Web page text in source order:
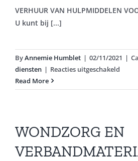
VERHUUR VAN HULPMIDDELEN
U kunt bij [...]
ByAnnemie Humblet | 02/11/2021 |
diensten | Reacties uitgeschakeldvoor
Read More
WONDZORG EN